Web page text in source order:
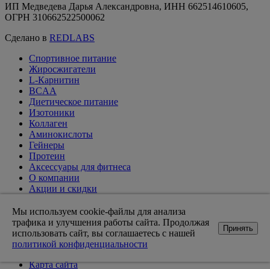
ИП Медведева Дарья Александровна, ИНН 662514610605,
ОГРН 310662522500062
Сделано в REDLABS
Спортивное питание
Жиросжигатели
L-Карнитин
BCAA
Диетическое питание
Изотоники
Коллаген
Аминокислоты
Гейнеры
Протеин
Аксессуары для фитнеса
О компании
Акции и скидки
Доставка и оплата
Оптовикам
Статьи
Возврат товара
Карта сайта
Мы используем cookie-файлы для анализа
трафика и улучшения работы сайта. Продолжая
использовать сайт, вы соглашаетесь с нашей
политикой конфиденциальности
Принять